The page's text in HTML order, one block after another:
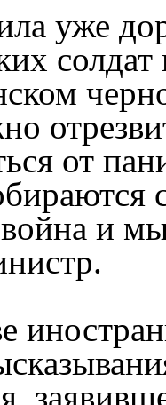
уже
от
война и